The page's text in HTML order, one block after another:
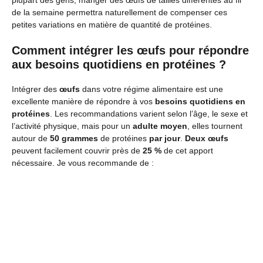
de la semaine permettra naturellement de compenser ces
petites variations en matière de quantité de protéines.
Comment intégrer les œufs pour répondre
aux besoins quotidiens en protéines ?
Intégrer des œufs dans votre régime alimentaire est une
excellente manière de répondre à vos besoins quotidiens en
protéines. Les recommandations varient selon l’âge, le sexe et
l’activité physique, mais pour un adulte moyen, elles tournent
autour de 50 grammes de protéines par jour. Deux œufs
peuvent facilement couvrir près de 25 % de cet apport
nécessaire. Je vous recommande de :